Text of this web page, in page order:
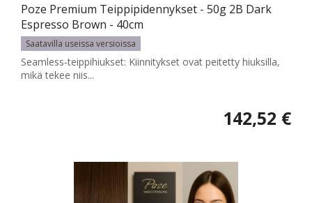
Poze Premium Teippipidennykset - 50g 2B Dark
Espresso Brown - 40cm
Saatavilla useissa versioissa
Seamless-teippihiukset: Kiinnitykset ovat peitetty hiuksilla,
mikä tekee niis...
142,52 €